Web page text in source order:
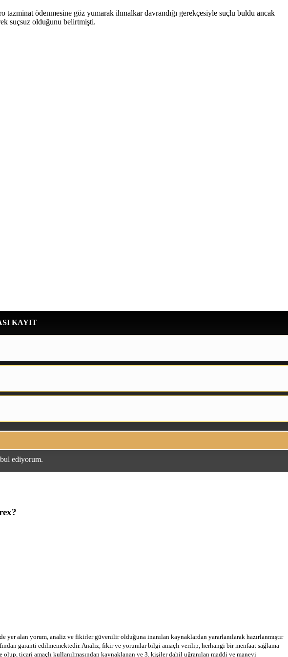
ödenmesine göz yumarak ihmalkar davrandığı gerekçesiyle suçlu buldu ancak
suçsuz olduğunu belirtmişti.
KAYIT
ediyorum.
yer alan yorum, analiz ve fikirler güvenilir olduğuna inanılan kaynaklardan yararlanılarak hazırlanmıştır
garanti edilmemektedir. Analiz, fikir ve yorumlar bilgi amaçlı verilip, herhangi bir menfaat sağlama
ticari amaçlı kullanılmasından kaynaklanan ve 3. kişiler dahil uğranılan maddi ve manevi